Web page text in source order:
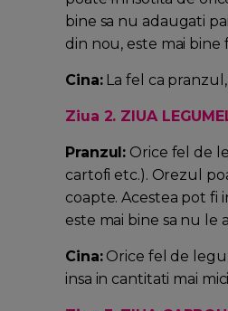
bine sa nu adaugati
din nou, este mai bine
Cina:La fel ca pranzul,
Ziua 2. ZIUA
Pranzul: Orice fel de
cartofi etc.). Orezul
coapte. Acestea pot fi
este mai bine sa nu le
Cina:Orice fel de
insa in cantitati mai